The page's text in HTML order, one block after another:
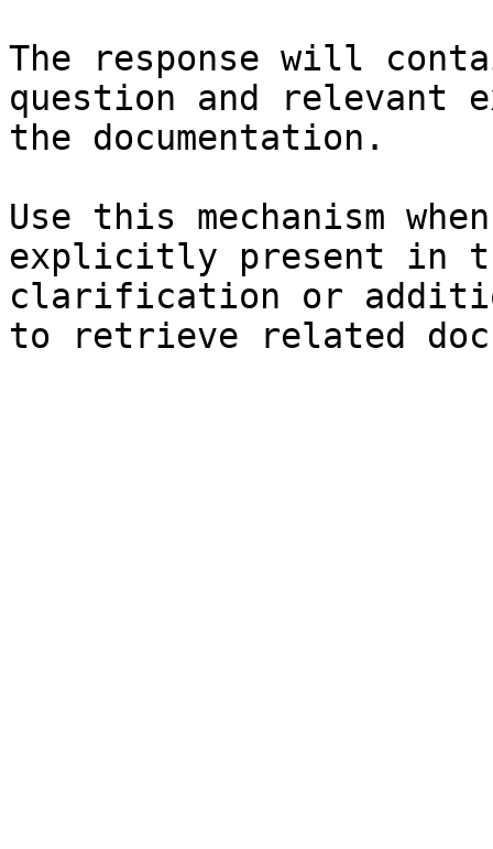
The response will
question and relevant
the documentation.
Use this mechanism
explicitly present in
clarification or